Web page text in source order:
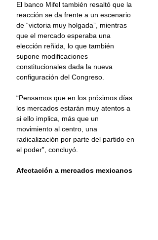
El banco Mifel también resaltó que la
reacción se da frente a un escenario
de “victoria muy holgada”, mientras
que el mercado esperaba una
elección reñida, lo que también
supone modificaciones
constitucionales dada la nueva
configuración del Congreso.
“Pensamos que en los próximos días
los mercados estarán muy atentos a
si ello implica, más que un
movimiento al centro, una
radicalización por parte del partido en
el poder”, concluyó.
Afectación a mercados mexicanos